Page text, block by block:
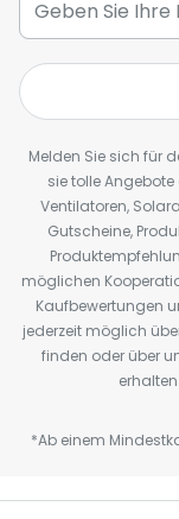
Melden Sie sich für
sie tolle
Ventilatoren,
Gutscheine,
möglichen
Kaufbewertungen
jederzeit möglich
finden oder über
*Ab einem